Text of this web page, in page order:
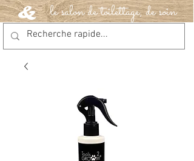
le salon de toilettage, de soin
&